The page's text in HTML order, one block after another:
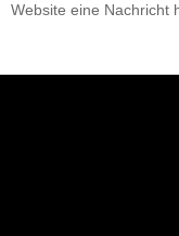
Website eine Nachricht